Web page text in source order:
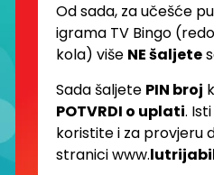
Od sada, za učešće
igrama TV Bingo
kola) više NE šaljete
Sada šaljete PIN broj
POTVRDI o uplati.
koristite i za provjeru
stranici www.